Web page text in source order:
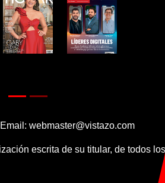
webmaster@vistazo.com
escrita de su titular, de todos